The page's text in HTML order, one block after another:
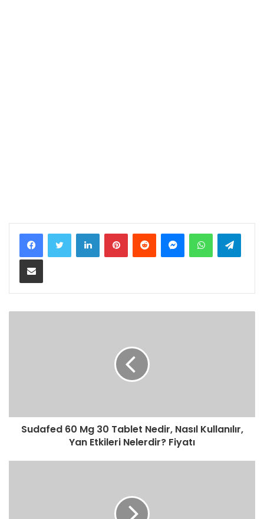
LinkedInPinterestReddit MessengerWhatsApp
Share via Email
Sudafed 60 Mg 30 Tablet Nedir, Nasıl Kullanılır,
Yan Etkileri Nelerdir? Fiyatı